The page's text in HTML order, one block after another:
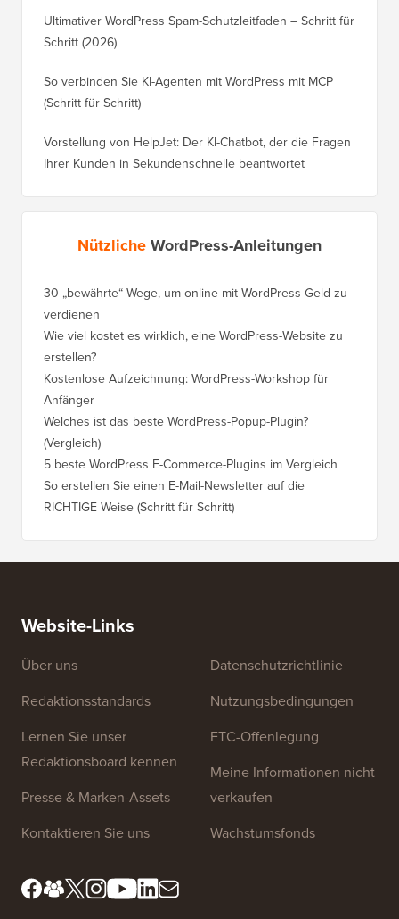
Ultimativer WordPress Spam-Schutzleitfaden – Schritt für
Schritt (2026)
So verbinden Sie KI-Agenten mit WordPress mit MCP
(Schritt für Schritt)
Vorstellung von HelpJet: Der KI-Chatbot, der die Fragen
Ihrer Kunden in Sekundenschnelle beantwortet
NützlicheWordPress-Anleitungen
30 „bewährte“ Wege, um online mit WordPress Geld zu
verdienen
Wie viel kostet es wirklich, eine WordPress-Website zu
erstellen?
Kostenlose Aufzeichnung: WordPress-Workshop für
Anfänger
Welches ist das beste WordPress-Popup-Plugin?
(Vergleich)
5 beste WordPress E-Commerce-Plugins im Vergleich So
Website-Links
Über uns
Redaktionsstandards
Lernen Sie unser
Redaktionsboard kennen
Datenschutzrichtlinie
Nutzungsbedingungen